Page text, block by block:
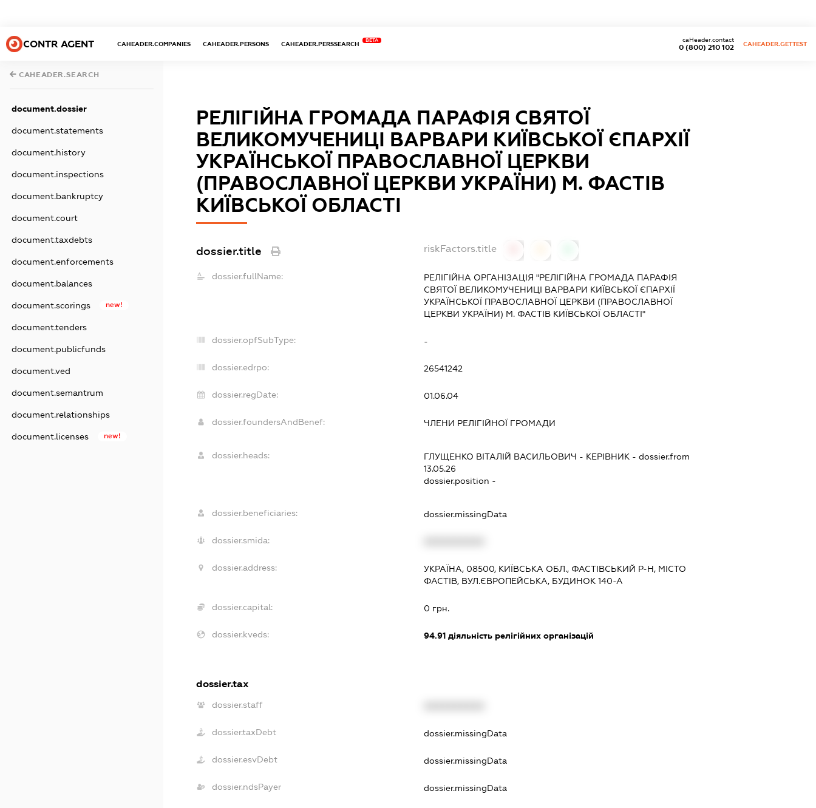
CONTR AGENT CAHEADER.COMPANIES CAHEADER.PERSONS CAHEADER.PERSSEARCH
BETA
0 (800) 210 102
caHeader.contact
CAHEADER.GETTEST
CAHEADER.SEARCH
document.dossier
document.statements
document.history
document.inspections
document.bankruptcy
document.court
document.taxdebts
document.enforcements
document.balances
document.scorings new!
document.tenders
document.publicfunds
document.ved
document.semantrum
document.relationships
document.licenses new!
РЕЛІГІЙНА ГРОМАДА ПАРАФІЯ СВЯТОЇ
ВЕЛИКОМУЧЕНИЦІ ВАРВАРИ КИЇВСЬКОЇ ЄПАРХІЇ
УКРАЇНСЬКОЇ ПРАВОСЛАВНОЇ ЦЕРКВИ
(ПРАВОСЛАВНОЇ ЦЕРКВИ УКРАЇНИ) М. ФАСТІВ
КИЇВСЬКОЇ ОБЛАСТІ
dossier.title riskFactors.title
dossier.fullName:
РЕЛІГІЙНА ОРГАНІЗАЦІЯ "РЕЛІГІЙНА ГРОМАДА ПАРАФІЯ
СВЯТОЇ ВЕЛИКОМУЧЕНИЦІ ВАРВАРИ КИЇВСЬКОЇ ЄПАРХІЇ
УКРАЇНСЬКОЇ ПРАВОСЛАВНОЇ ЦЕРКВИ (ПРАВОСЛАВНОЇ
ЦЕРКВИ УКРАЇНИ) М. ФАСТІВ КИЇВСЬКОЇ ОБЛАСТІ"
dossier.opfSubType: -
dossier.edrpo: 26541242
dossier.regDate: 01.06.04
dossier.foundersAndBenef: ЧЛЕНИ РЕЛІГІЙНОЇ ГРОМАДИ
dossier.heads: ГЛУЩЕНКО ВІТАЛІЙ ВАСИЛЬОВИЧ - КЕРІВНИК- dossier.from
13.05.26
dossier.position -
dossier.beneficiaries: dossier.missingData
dossier.smida:
dossier.address:
УКРАЇНА, 08500, КИЇВСЬКА ОБЛ., ФАСТІВСЬКИЙ Р-Н, МІСТО
ФАСТІВ, ВУЛ.ЄВРОПЕЙСЬКА, БУДИНОК 140-А
dossier.capital: 0 грн.
dossier.kveds: 94.91діяльність релігійних організацій
dossier.tax
dossier.staff
dossier.taxDebt dossier.missingData
dossier.esvDebt dossier.missingData
dossier.ndsPayer dossier.missingData